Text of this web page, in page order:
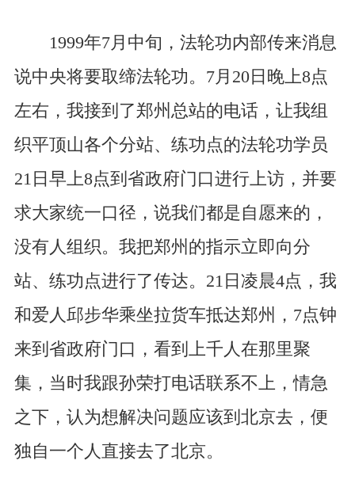
1999年7月中旬，法轮功内部传来消息
说中央将要取缔法轮功。7月20日晚上8点
左右，我接到了郑州总站的电话，让我组
织平顶山各个分站、练功点的法轮功学员
21日早上8点到省政府门口进行上访，并要
求大家统一口径，说我们都是自愿来的，
没有人组织。我把郑州的指示立即向分
站、练功点进行了传达。21日凌晨4点，我
和爱人邱步华乘坐拉货车抵达郑州，7点钟
来到省政府门口，看到上千人在那里聚
集，当时我跟孙荣打电话联系不上，情急
之下，认为想解决问题应该到北京去，便
独自一个人直接去了北京。